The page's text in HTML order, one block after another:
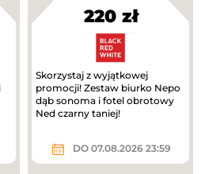
220 zł
Skorzystaj z wyjątkowej
promocji! Zestaw biurko Nepo
dąb sonoma i fotel obrotowy
Ned czarny taniej!
DO 07.08.2026 23:59